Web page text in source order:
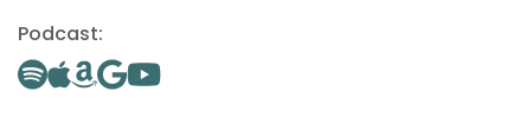
Podcast: